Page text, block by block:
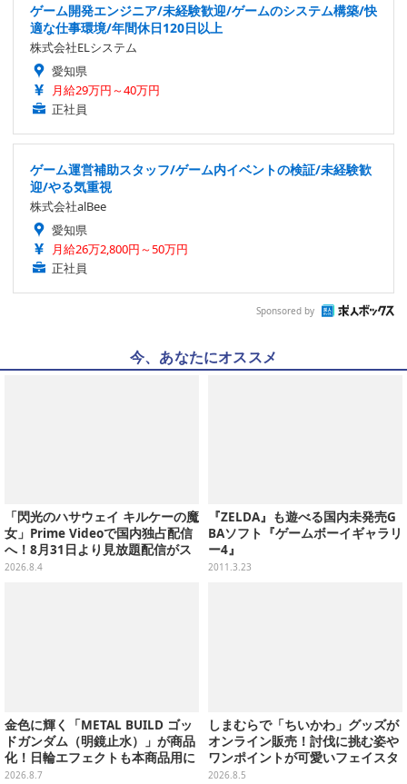
ゲーム開発エンジニア/未経験歓迎/ゲームのシステム構築/快
適な仕事環境/年間休日120日以上
株式会社ELシステム
愛知県
月給29万円～40万円
正社員
ゲーム運営補助スタッフ/ゲーム内イベントの検証/未経験歓
迎/やる気重視
株式会社alBee
愛知県
月給26万2,800円～50万円
正社員
Sponsored by
今、あなたにオススメ
「閃光のハサウェイ キルケーの魔
女」Prime Videoで国内独占配信
へ！8月31日より見放題配信がス
タート
2026.8.4
『ZELDA』も遊べる国内未発売G
BAソフト『ゲームボーイギャラリ
ー4』
2011.3.23
金色に輝く「METAL BUILD ゴッ
ドガンダム（明鏡止水）」が商品
化！日輪エフェクトも本商品用に
刷新した豪華仕様
2026.8.7
しまむらで「ちいかわ」グッズが
オンライン販売！討伐に挑む姿や
ワンポイントが可愛いフェイスタ
オル、バスマットなど全14種
2026.8.5